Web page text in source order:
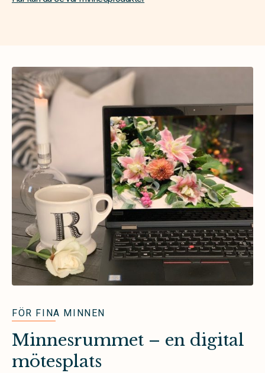
FÖR FINA MINNEN
Minnesrummet – en digital
mötesplats